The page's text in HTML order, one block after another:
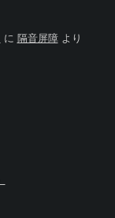
に 隔音屏障より